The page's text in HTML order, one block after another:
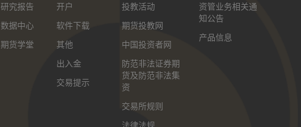
研究报告
数据中心
期货学堂
开户
软件下载
其他
出入金
交易提示
投教活动
期货投教网
中国投资者网
防范非法证券期
货及防范非法集
资
交易所规则
法律法规
资管业务相关通
知公告
产品信息